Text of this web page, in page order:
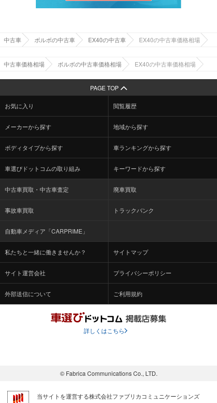
中古車 ボルボの中古車 EX40の中古車 EX40の中古車価格相場
中古車価格相場 ボルボの中古車価格相場 EX40の中古車価格相場
PAGE TOP
お気に入り 閲覧履歴
メーカーから探す 地域から探す
ボディタイプから探す 車ランキングから探す
車選びドットコムの取り組み キーワードから探す
中古車買取・中古車査定 廃車買取
事故車買取 トラックバンク
自動車メディア「CARPRIME」
私たちと一緒に働きませんか？ サイトマップ
サイト運営会社 プライバシーポリシー
外部送信について ご利用規約
詳しくはこちら
© Fabrica Communications Co., LTD.
当サイトを運営する株式会社ファブリカコミュニケーションズ